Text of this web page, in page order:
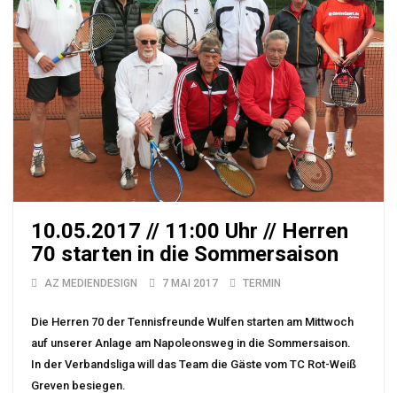
10.05.2017 // 11:00 Uhr // Herren
70 starten in die Sommersaison
AZ MEDIENDESIGN 7 MAI 2017 TERMIN
Die Herren 70 der Tennisfreunde Wulfen starten am Mittwoch
auf unserer Anlage am Napoleonsweg in die Sommersaison.
In der Verbandsliga will das Team die Gäste vom TC Rot-Weiß
Greven besiegen.